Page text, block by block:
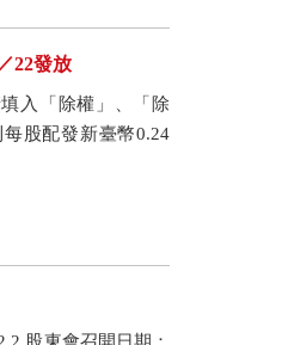
22發放
入「除權」、「除
股配發新臺幣0.24